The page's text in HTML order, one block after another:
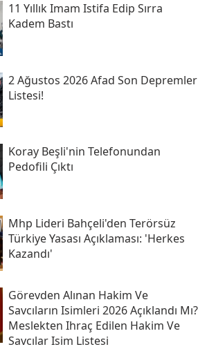
11 Yıllık Imam Istifa Edip Sırra
Kadem Bastı
2 Ağustos 2026 Afad Son Depremler
Listesi!
Koray Beşli'nin Telefonundan
Pedofili Çıktı
Mhp Lideri Bahçeli'den Terörsüz
Türkiye Yasası Açıklaması: 'herkes
Kazandı'
Görevden Alınan Hakim Ve
Savcıların Isimleri 2026 Açıklandı Mı?
Meslekten Ihraç Edilen Hakim Ve
Savcılar Isim Listesi